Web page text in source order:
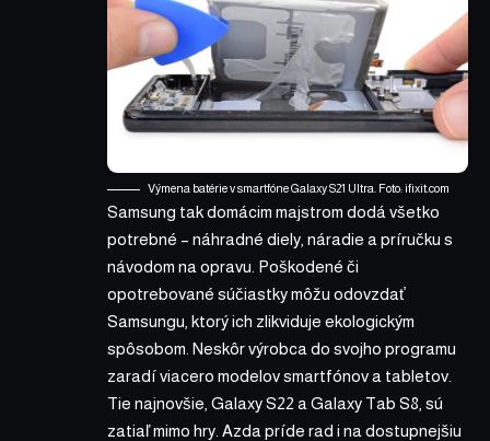
Výmena batérie v smartfóne Galaxy S21 Ultra. Foto:ifixit.com
Samsung tak domácim majstrom dodá všetko
potrebné – náhradné diely, náradie a príručku s
návodom na opravu. Poškodené či
opotrebované súčiastky môžu odovzdať
Samsungu, ktorý ich zlikviduje ekologickým
spôsobom. Neskôr výrobca do svojho programu
zaradí viacero modelov smartfónov a tabletov.
Tie najnovšie, Galaxy S22 a Galaxy Tab S8, sú
zatiaľ mimo hry. Azda príde rad i na dostupnejšiu